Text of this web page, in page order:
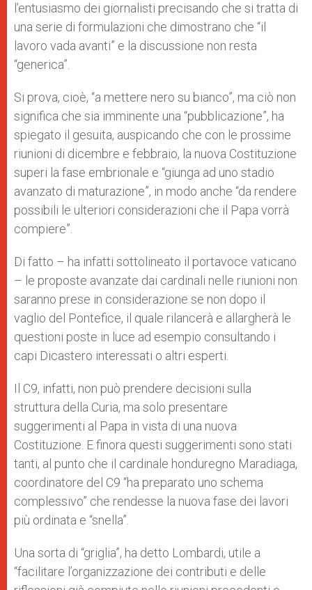
l’entusiasmo dei giornalisti precisando che si tratta di
una serie di formulazioni che dimostrano che “il
lavoro vada avanti” e la discussione non resta
“generica”.
Si prova, cioè, “a mettere nero su bianco”, ma ciò non
significa che sia imminente una “pubblicazione”, ha
spiegato il gesuita, auspicando che con le prossime
riunioni di dicembre e febbraio, la nuova Costituzione
superi la fase embrionale e “giunga ad uno stadio
avanzato di maturazione”, in modo anche “da rendere
possibili le ulteriori considerazioni che il Papa vorrà
compiere”.
Di fatto – ha infatti sottolineato il portavoce vaticano
– le proposte avanzate dai cardinali nelle riunioni non
saranno prese in considerazione se non dopo il
vaglio del Pontefice, il quale rilancerà e allargherà le
questioni poste in luce ad esempio consultando i
capi Dicastero interessati o altri esperti.
Il C9, infatti, non può prendere decisioni sulla
struttura della Curia, ma solo presentare
suggerimenti al Papa in vista di una nuova
Costituzione. E finora questi suggerimenti sono stati
tanti, al punto che il cardinale honduregno Maradiaga,
coordinatore del C9 “ha preparato uno schema
complessivo” che rendesse la nuova fase dei lavori
più ordinata e “snella”.
Una sorta di “griglia”, ha detto Lombardi, utile a
“facilitare l’organizzazione dei contributi e delle